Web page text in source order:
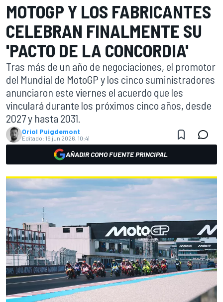
MOTOGP Y LOS FABRICANTES
CELEBRAN FINALMENTE SU
'PACTO DE LA CONCORDIA'
Tras más de un año de negociaciones, el promotor
del Mundial de MotoGP y los cinco suministradores
anunciaron este viernes el acuerdo que les
vinculará durante los próximos cinco años, desde
2027 y hasta 2031.
Oriol Puigdemont
Editado: 19 jun 2026, 10:41
AÑADIR COMO FUENTE PRINCIPAL